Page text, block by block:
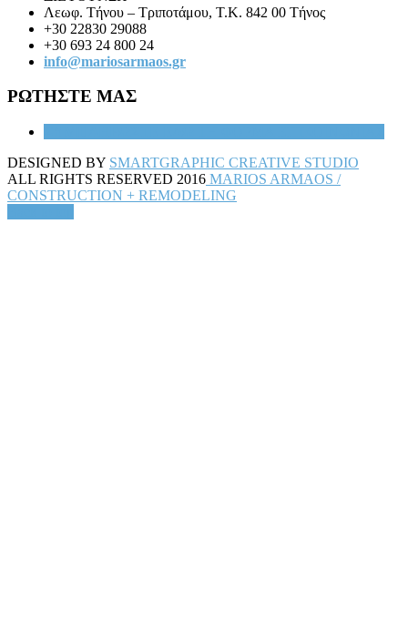
Λεωφ. Τήνου – Τριποτάμου, Τ.Κ. 842 00 Τήνος
+30 22830 29088
+30 693 24 800 24
info@mariosarmaos.gr
ΡΩΤΗΣΤΕ ΜΑΣ
DESIGNED BY SMARTGRAPHIC CREATIVE STUDIO
ALL RIGHTS RESERVED 2016 MARIOS ARMAOS /
CONSTRUCTION + REMODELING